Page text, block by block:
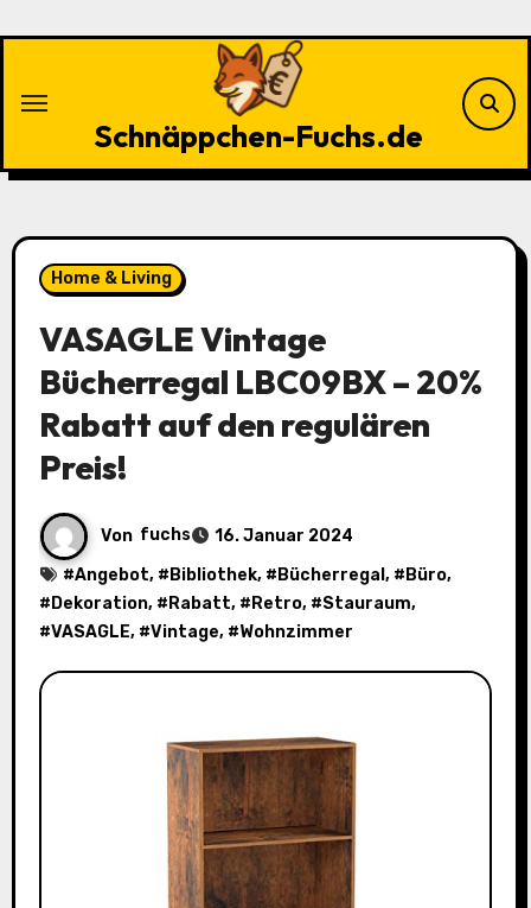
Schnäppchen-Fuchs.de
Home & Living
VASAGLE Vintage
Bücherregal LBC09BX – 20%
Rabatt auf den regulären
Preis!
Von fuchs
16. Januar 2024
#Angebot, # Bibliothek, # Bücherregal , # Büro,
# Dekoration, # Rabatt, # Retro, #Stauraum,
#VASAGLE, #Vintage, #Wohnzimmer